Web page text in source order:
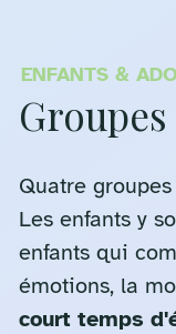
ENFANTS &
Quatre
Les enfants y
enfants qui
émotions, la
court temps